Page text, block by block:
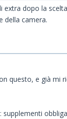
extra dopo la
della camera.
questo, e già mi
supplementi